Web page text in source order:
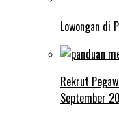
Lowongan di
Rekrut
September